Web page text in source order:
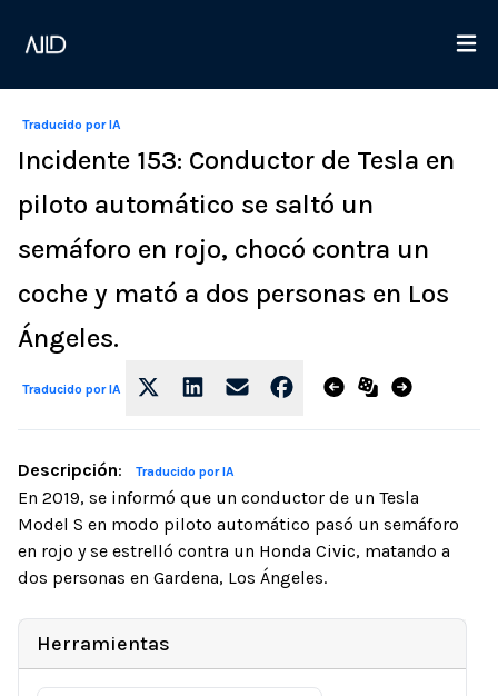
Traducido por IA
Incidente 153: Conductor de Tesla en
piloto automático se saltó un
semáforo en rojo, chocó contra un
coche y mató a dos personas en Los
Ángeles.
Traducido por IA
Descripción: Traducido por IA
En 2019, se informó que un conductor de un Tesla
Model S en modo piloto automático pasó un semáforo
en rojo y se estrelló contra un Honda Civic, matando a
dos personas en Gardena, Los Ángeles.
Herramientas